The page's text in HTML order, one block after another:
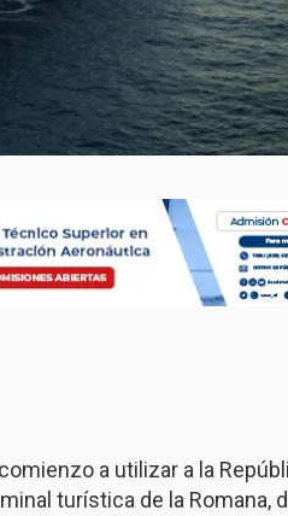
comienzo a utilizar a la
turística de la Romana,